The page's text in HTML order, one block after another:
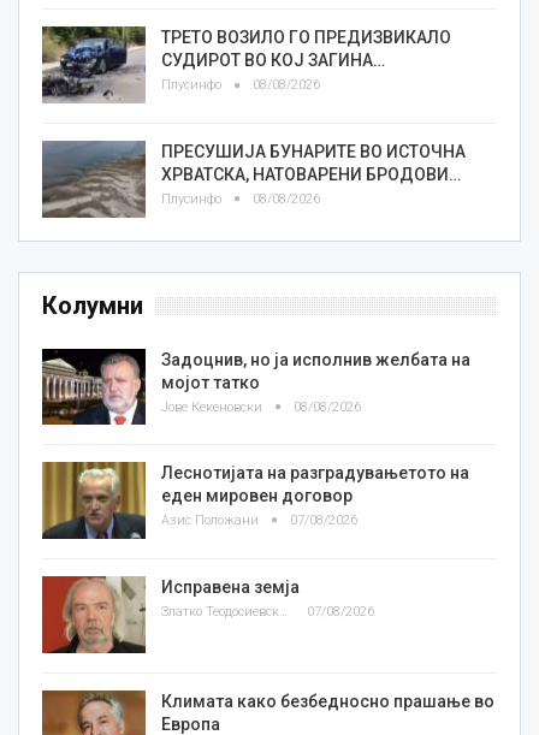
ТРЕТО ВОЗИЛО ГО ПРЕДИЗВИКАЛО
СУДИРОТ ВО КОЈ ЗАГИНА…
Плусинфо 08/08/2026
ПРЕСУШИЈА БУНАРИТЕ ВО ИСТОЧНА
ХРВАТСКА, НАТОВАРЕНИ БРОДОВИ…
Плусинфо 08/08/2026
Колумни
Задоцнив, но ја исполнив желбата на
мојот татко
Јове Кекеновски 08/08/2026
Леснотијата на разградувањетото на
еден мировен договор
Азис Положани 07/08/2026
Исправена земја
Златко Теодосиевски 07/08/2026
Климата како безбедносно прашање во
Европа